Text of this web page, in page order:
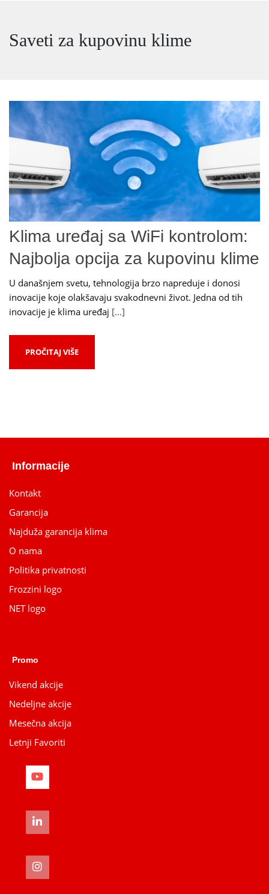
Saveti za kupovinu klime
Klima uređaj sa WiFi kontrolom:
Najbolja opcija za kupovinu klime
U današnjem svetu, tehnologija brzo napreduje i donosi
inovacije koje olakšavaju svakodnevni život. Jedna od tih
inovacije je klima uređaj […]
PROČITAJ VIŠE
Informacije
Kontakt
Garancija
Najduža garancija klima
O nama
Politika privatnosti
Frozzini logo
NET logo
Promo
Vikend akcije
Nedeljne akcije
Mesečna akcija
Letnji Favoriti